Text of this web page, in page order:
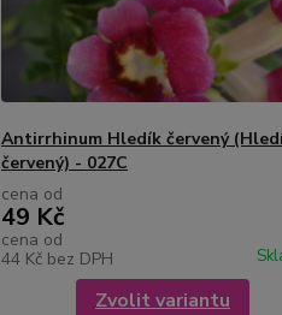
Antirrhinum Hledík červený
červený) - 027C
cena od
49 Kč
cena od
44 Kč bez DPH
Zvolit variantu